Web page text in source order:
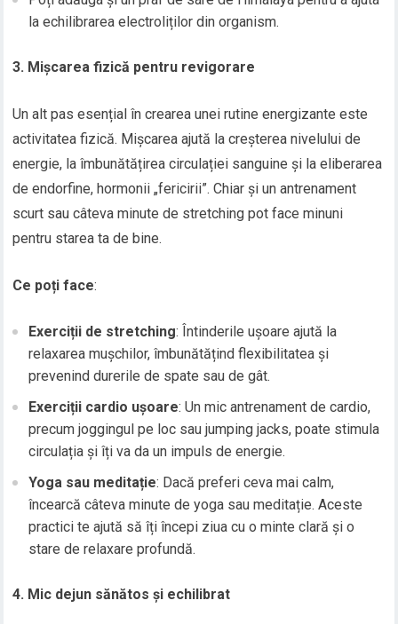
la echilibrarea electroliților din organism.
3. Mișcarea fizică pentru revigorare
Un alt pas esențial în crearea unei rutine energizante este
activitatea fizică. Mișcarea ajută la creșterea nivelului de
energie, la îmbunătățirea circulației sanguine și la eliberarea
de endorfine, hormonii „fericirii”. Chiar și un antrenament
scurt sau câteva minute de stretching pot face minuni
pentru starea ta de bine.
Ce poți face:
Exerciții de stretching: Întinderile ușoare ajută la
relaxarea mușchilor, îmbunătățind flexibilitatea și
prevenind durerile de spate sau de gât.
Exerciții cardio ușoare: Un mic antrenament de cardio,
precum joggingul pe loc sau jumping jacks, poate stimula
circulația și îți va da un impuls de energie.
Yoga sau meditație: Dacă preferi ceva mai calm,
încearcă câteva minute de yoga sau meditație. Aceste
practici te ajută să îți începi ziua cu o minte clară și o
stare de relaxare profundă.
4. Mic dejun sănătos și echilibrat